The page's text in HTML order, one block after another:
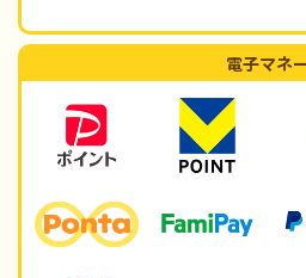
電子マネ